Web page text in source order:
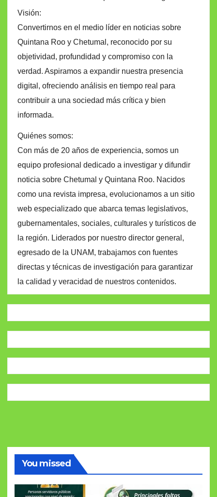
Visión:
Convertirnos en el medio líder en noticias sobre
Quintana Roo y Chetumal, reconocido por su
objetividad, profundidad y compromiso con la
verdad. Aspiramos a expandir nuestra presencia
digital, ofreciendo análisis en tiempo real para
contribuir a una sociedad más crítica y bien
informada.
Quiénes somos:
Con más de 20 años de experiencia, somos un
equipo profesional dedicado a investigar y difundir
noticia sobre Chetumal y Quintana Roo. Nacidos
como una revista impresa, evolucionamos a un sitio
web especializado que abarca temas legislativos,
gubernamentales, sociales, culturales y turísticos de
la región. Liderados por nuestro director general,
egresado de la UNAM, trabajamos con fuentes
directas y técnicas de investigación para garantizar
la calidad y veracidad de nuestros contenidos.
You missed